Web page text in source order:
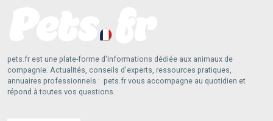
pets.fr est une plate-forme d'informations dédiée aux animaux de
compagnie. Actualités, conseils d'experts, ressources pratiques,
annuaires professionnels : pets.fr vous accompagne au quotidien et
répond à toutes vos questions.